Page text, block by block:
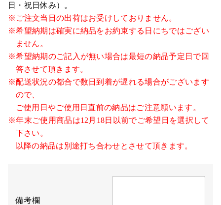
日・祝日休み）。
※ご注文当日の出荷はお受けしておりません。
※希望納期は確実に納品をお約束する日にちではござい
ません。
※希望納期のご記入が無い場合は最短の納品予定日で回
答させて頂きます。
※配送状況の都合で数日到着が遅れる場合がございます
ので、
ご使用日やご使用日直前の納品はご注意願います。
※年末ご使用商品は12月18日以前でご希望日を選択して
下さい。
以降の納品は別途打ち合わせとさせて頂きます。
備考欄